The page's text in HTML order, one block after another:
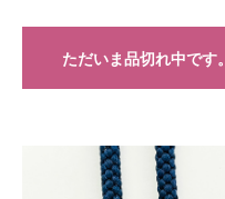
ただいま品切れ中です。